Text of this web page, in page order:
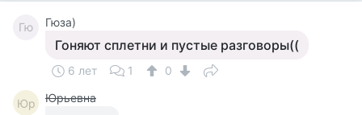
Гю Гюза)
Гоняют сплетни и пустые разговоры((
6 лет 1 0
Юр Юрьевна